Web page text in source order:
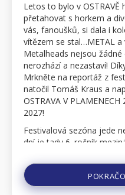
Letos to bylo v OSTRAVĚ
přetahovat s horkem a
vás, fanoušků, si dala i
vítězem se stal…METAL a
Metalheads nejsou
nerozhází a nezastaví!
Mrkněte na reportáž z
natočil Tomáš Kraus a
OSTRAVA V
2027!
Festivalová sezóna jede
dní je tady 6. ročník